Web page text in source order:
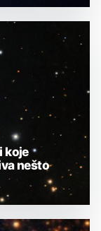
koje
nešto